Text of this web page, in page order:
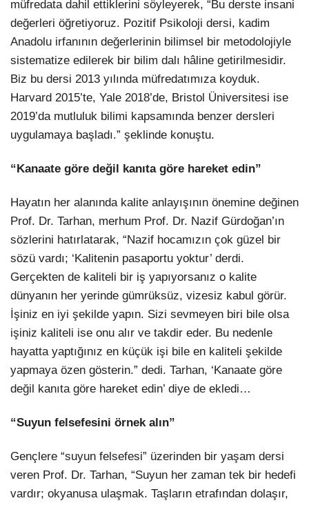
müfredata dahil ettiklerini söyleyerek, “Bu derste insani
değerleri öğretiyoruz. Pozitif Psikoloji dersi, kadim
Anadolu irfanının değerlerinin bilimsel bir metodolojiyle
sistematize edilerek bir bilim dalı hâline getirilmesidir.
Biz bu dersi 2013 yılında müfredatımıza koyduk.
Harvard 2015’te, Yale 2018’de, Bristol Üniversitesi ise
2019’da mutluluk bilimi kapsamında benzer dersleri
uygulamaya başladı.” şeklinde konuştu.
“Kanaate göre değil kanıta göre hareket edin”
Hayatın her alanında kalite anlayışının önemine değinen
Prof. Dr. Tarhan, merhum Prof. Dr. Nazif Gürdoğan’ın
sözlerini hatırlatarak, “Nazif hocamızın çok güzel bir
sözü vardı; ‘Kalitenin pasaportu yoktur’ derdi.
Gerçekten de kaliteli bir iş yapıyorsanız o kalite
dünyanın her yerinde gümrüksüz, vizesiz kabul görür.
İşiniz en iyi şekilde yapın. Sizi sevmeyen biri bile olsa
işiniz kaliteli ise onu alır ve takdir eder. Bu nedenle
hayatta yaptığınız en küçük işi bile en kaliteli şekilde
yapmaya özen gösterin.” dedi. Tarhan, ‘Kanaate göre
değil kanıta göre hareket edin’ diye de ekledi…
“Suyun felsefesini örnek alın”
Gençlere “suyun felsefesi” üzerinden bir yaşam dersi
veren Prof. Dr. Tarhan, “Suyun her zaman tek bir hedefi
vardır; okyanusa ulaşmak. Taşların etrafından dolaşır,